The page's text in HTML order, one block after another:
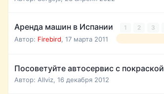
Аренда машин в Испании 1 2 3
Автор: Firebird, 17 марта 2011
Посоветуйте автосервис с покраской
Автор: Allviz, 16 декабря 2012